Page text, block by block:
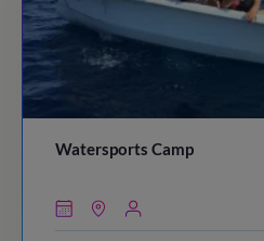
Watersports Camp